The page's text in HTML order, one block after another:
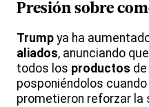
Presión sobre
Trump ya ha
aliados, anunciando
todos los productos
posponiéndolos
prometieron reforzar la